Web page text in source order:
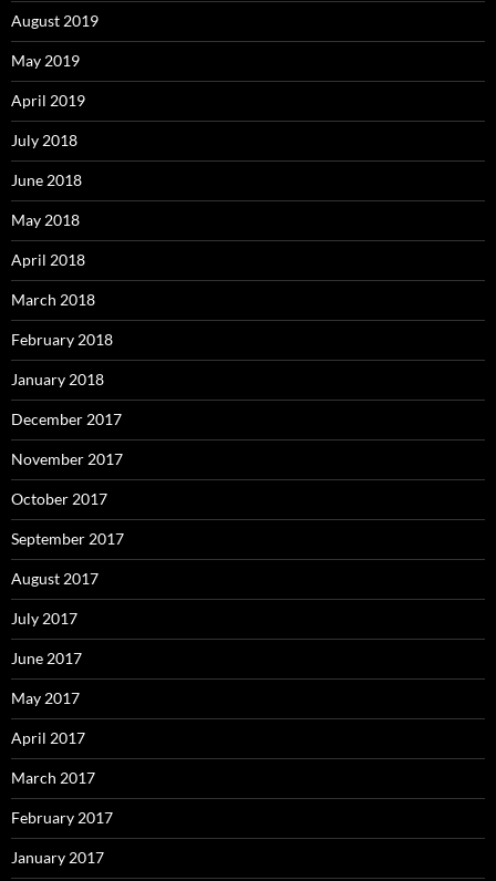
August 2019
May 2019
April 2019
July 2018
June 2018
May 2018
April 2018
March 2018
February 2018
January 2018
December 2017
November 2017
October 2017
September 2017
August 2017
July 2017
June 2017
May 2017
April 2017
March 2017
February 2017
January 2017